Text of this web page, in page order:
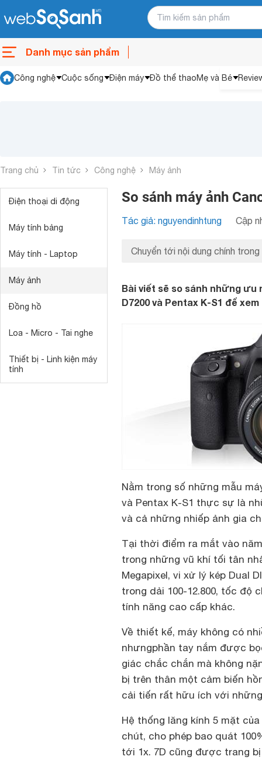
Danh mục sản phẩm
Công nghệ Cuộc sống Điện máy Đồ thể thaoMẹ và Bé
Trang chủ Tin tức Công nghệ Máy ảnh
Điện thoại di động
Máy tính bảng
Máy tính - Laptop
Máy ảnh
Đồng hồ
Loa - Micro - Tai nghe
Thiết bị - Linh kiện máy
tính
So sánh máy ảnh
Tác giả: nguyendinhtung Cập
Chuyển tới nội dung chính trong
Bài viết sẽ so sánh những ưu
D7200 và Pentax K-S1 để
Nằm trong số những mẫu
và Pentax K-S1 thực sự là
và cả những nhiếp ảnh gia
Tại thời điểm ra mắt vào
trong những vũ khí tối tân
Megapixel, vi xử lý kép Dual
trong dải 100-12.800, tốc độ
tính năng cao cấp khác.
Về thiết kế, máy không có
nhưngphần tay nắm được
giác chắc chắn mà không
bị trên thân một cảm biến
cải tiến rất hữu ích với
Hệ thống lăng kính 5 mặt
chút, cho phép bao quát
tới 1x. 7D cũng được trang